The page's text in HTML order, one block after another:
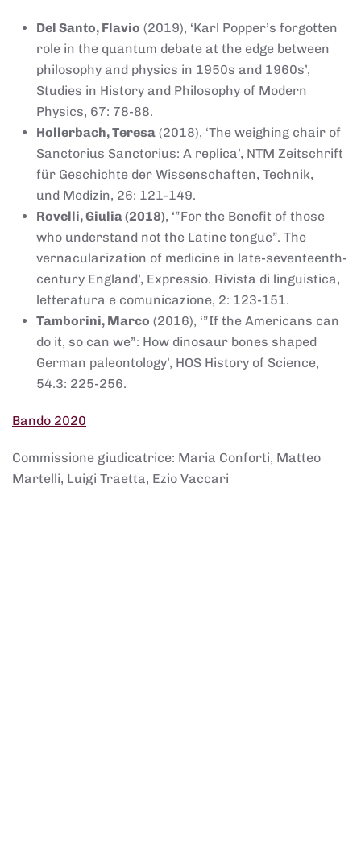
Del Santo, Flavio (2019), ‘Karl Popper’s forgotten
role in the quantum debate at the edge between
philosophy and physics in 1950s and 1960s’,
Studies in History and Philosophy of Modern
Physics, 67: 78-88.
Hollerbach, Teresa (2018), ‘The weighing chair of
Sanctorius Sanctorius: A replica’, NTM Zeitschrift
für Geschichte der Wissenschaften, Technik,
und Medizin, 26: 121-149.
Rovelli, Giulia (2018), ‘”For the Benefit of those
who understand not the Latine tongue”. The
vernacularization of medicine in late-seventeenth-
century England’, Expressio. Rivista di linguistica,
letteratura e comunicazione, 2: 123-151.
Tamborini, Marco (2016), ‘”If the Americans can
do it, so can we”: How dinosaur bones shaped
German paleontology’, HOS History of Science,
54.3: 225-256.
Bando 2020
Commissione giudicatrice: Maria Conforti, Matteo
Martelli, Luigi Traetta, Ezio Vaccari